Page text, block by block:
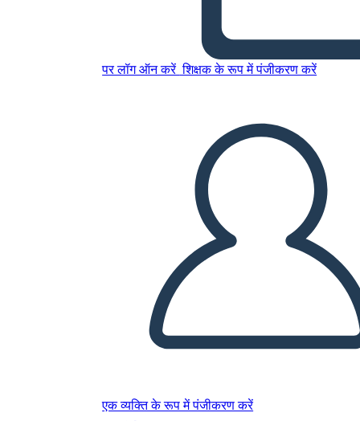
पर लॉग ऑन करें शिक्षक के रूप में पंजीकरण करें
एक व्यक्ति के रूप में पंजीकरण करें
חרושצ'וב לעומת אייזנהאואר -
מנהיגי מעצמה העולה במלחמה
הקרה
इस स्टोरीबोर्ड को कॉपी करें
स्टोरीबोर्ड बनाएं
स्लाइड शो चलाएं
मुझे पढ़कर सुनाओ